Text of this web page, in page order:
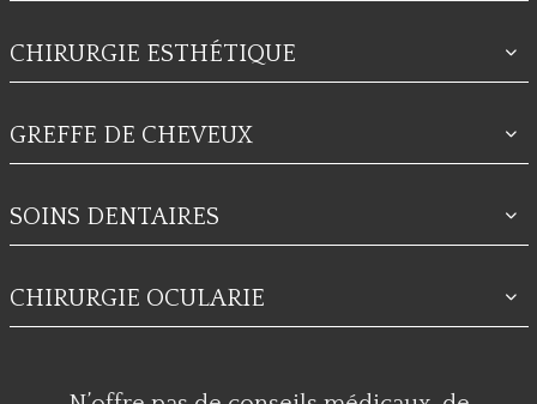
CHIRURGIE ESTHÉTIQUE
GREFFE DE CHEVEUX
SOINS DENTAIRES
CHIRURGIE OCULARIE